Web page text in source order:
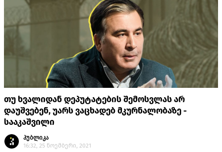
თუ ხვალიდან დეპუტატების შემოსვლას არ
დაუშვებენ, უარს ვაცხადებ მკურნალობაზე -
სააკაშვილი
პუბლიკა
16:32, 25 ნოემბერი, 2021